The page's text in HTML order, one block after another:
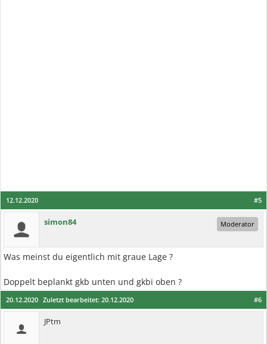
#5
12.12.2020
simon84 Moderator
Was meinst du eigentlich mit graue Lage ?
Doppelt beplankt gkb unten und gkbi oben ?
#6
20.12.2020 Zuletzt bearbeitet: 20.12.2020
JPtm